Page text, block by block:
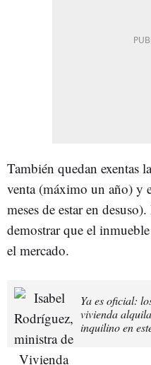
También quedan exentas
venta (máximo un año) y
meses de estar en
demostrar que el
el mercado.
Ya es oficial:
vivienda
inquilino en